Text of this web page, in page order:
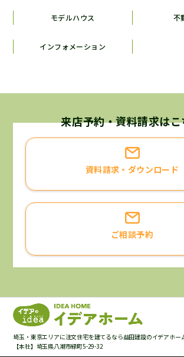
モデルハウス 不
インフォメーション
来店予約・資料請求は
ご相談予約
資料請求・ダウンロード
埼玉・東京エリアに注文住宅を建てるなら益田建設のイデアホー
【本社】埼玉県八潮市緑町5-29-32